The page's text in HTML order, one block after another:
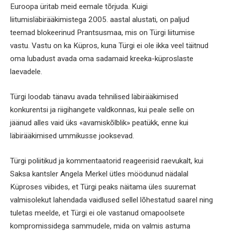
Euroopa üritab meid eemale tõrjuda. Kuigi
liitumisläbirääkimistega 2005. aastal alustati, on paljud
teemad blokeerinud Prantsusmaa, mis on Türgi liitumise
vastu. Vastu on ka Küpros, kuna Türgi ei ole ikka veel täitnud
oma lubadust avada oma sadamaid kreeka-küproslaste
laevadele.
Türgi loodab tänavu avada tehnilised läbirääkimised
konkurentsi ja riigihangete valdkonnas, kui peale selle on
jäänud alles vaid üks «avamiskõlblik» peatükk, enne kui
läbirääkimised ummikusse jooksevad.
Türgi poliitikud ja kommentaatorid reageerisid raevukalt, kui
Saksa kantsler Angela Merkel ütles möödunud nädalal
Küproses viibides, et Türgi peaks näitama üles suuremat
valmisolekut lahendada vaidlused sellel lõhestatud saarel ning
tuletas meelde, et Türgi ei ole vastanud omapoolsete
kompromissidega sammudele, mida on valmis astuma